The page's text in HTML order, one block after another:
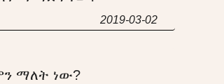
2019-03-02
ማለት ነው?